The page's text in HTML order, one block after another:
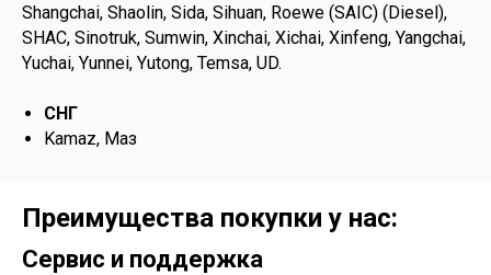
Shangchai, Shaolin, Sida, Sihuan, Roewe (SAIC) (Diesel),
SHAC, Sinotruk, Sumwin, Xinchai, Xichai, Xinfeng, Yangchai,
Yuchai, Yunnei, Yutong, Temsa, UD.
СНГ
Kamaz, Maз
Преимущества покупки у нас:
Сервис и поддержка